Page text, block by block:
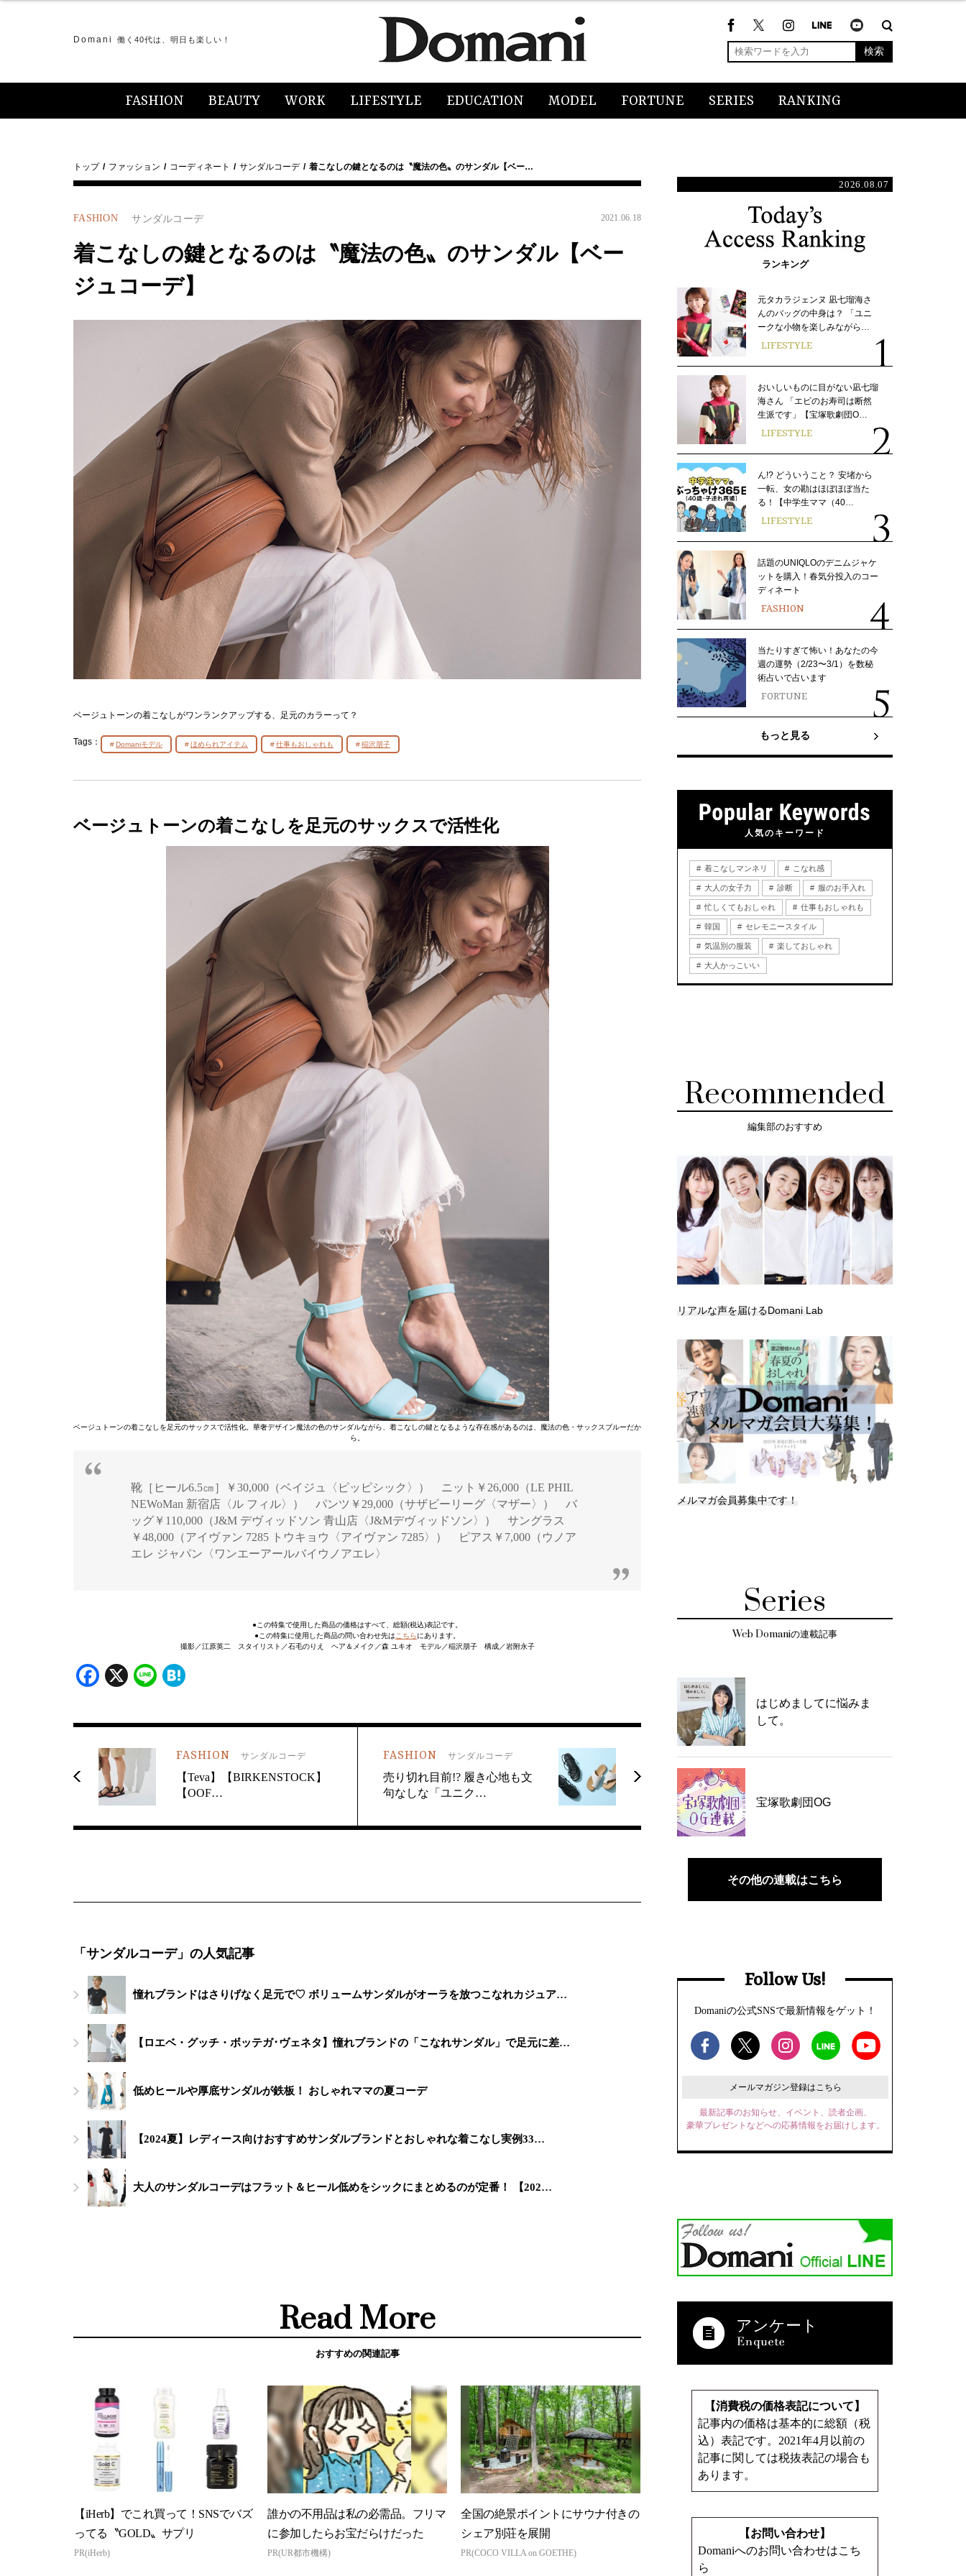
Domani 働く40代は、明日も楽しい！
検索
FASHION BEAUTY WORK LIFESTYLE EDUCATION MODEL FORTUNE SERIES RANKING
トップ ファッション コーディネート サンダルコーデ 着こなしの鍵となるのは〝魔法の色〟のサンダル【ベー…
FASHION サンダルコーデ 2021.06.18
着こなしの鍵となるのは〝魔法の色〟のサンダル【ベー
ジュコーデ】
ベージュトーンの着こなしがワンランクアップする、足元のカラーって？
Tags： Domaniモデル ほめられアイテム 仕事もおしゃれも 稲沢朋子
ベージュトーンの着こなしを足元のサックスで活性化
ベージュトーンの着こなしを足元のサックスで活性化。華奢デザイン魔法の色のサンダルながら、着こなしの鍵となるような存在感があるのは、魔法の色・サックスブルーだか
ら。
靴［ヒール6.5㎝］￥30,000（ベイジュ〈ピッピシック〉） ニット￥26,000（LE PHIL
NEWoMan 新宿店〈ル フィル〉） パンツ￥29,000（サザビーリーグ〈マザー〉） バ
ッグ￥110,000（J&M デヴィッドソン 青山店〈J&Mデヴィッドソン〉） サングラス
￥48,000（アイヴァン 7285 トウキョウ〈アイヴァン 7285〉） ピアス￥7,000（ウノア
エレ ジャパン〈ワンエーアールバイウノアエレ〉
●この特集で使用した商品の価格はすべて、総額(税込)表記です。
●この特集に使用した商品の問い合わせ先は こちらにあります。
撮影／江原英二 スタイリスト／石毛のりえ ヘア＆メイク／森 ユキオ モデル／稲沢朋子 構成／岩附永子
Facebook
X Line
FASHION サンダルコーデ
【Teva】【BIRKENSTOCK】
【OOF…
FASHION サンダルコーデ
売り切れ目前!? 履き心地も文
句なしな「ユニク…
「サンダルコーデ」の人気記事
憧れブランドはさりげなく足元で♡ ボリュームサンダルがオーラを放つこなれカジュア…
【ロエベ・グッチ・ボッテガ･ヴェネタ】憧れブランドの「こなれサンダル」で足元に差…
低めヒールや厚底サンダルが鉄板！ おしゃれママの夏コーデ
【2024夏】レディース向けおすすめサンダルブランドとおしゃれな着こなし実例33…
大人のサンダルコーデはフラット＆ヒール低めをシックにまとめるのが定番！ 【202…
Read More
おすすめの関連記事
【iHerb】でこれ買って！SNSでバズ
ってる〝GOLD〟サプリ
PR(iHerb)
誰かの不用品は私の必需品。フリマ
に参加したらお宝だらけだった
PR(UR都市機構)
全国の絶景ポイントにサウナ付きの
シェア別荘を展開
PR(COCO VILLA on GOETHE)
2026.08.07
ランキング
元タカラジェンヌ 凪七瑠海さ
んのバッグの中身は？ 「ユニ
ークな小物を楽しみながら…
LIFESTYLE
おいしいものに目がない凪七瑠
海さん 「エビのお寿司は断然
生派です」【宝塚歌劇団O…
LIFESTYLE
ん!? どういうこと？ 安堵から
一転、女の勘はほぼほぼ当た
る！【中学生ママ（40…
LIFESTYLE
話題のUNIQLOのデニムジャケ
ットを購入！春気分投入のコー
ディネート
FASHION
当たりすぎて怖い！あなたの今
週の運勢（2/23〜3/1）を数秘
術占いで占います
FORTUNE
もっと見る
人気のキーワード
着こなしマンネリ こなれ感
大人の女子力 診断 服のお手入れ
忙しくてもおしゃれ 仕事もおしゃれも
韓国 セレモニースタイル
気温別の服装 楽しておしゃれ
大人かっこいい
Recommended
編集部のおすすめ
リアルな声を届けるDomani Lab
メルマガ会員募集中です！
Series
Web Domaniの連載記事
はじめましてに悩みま
して。
宝塚歌劇団OG
その他の連載はこちら
Follow Us!
Domaniの公式SNSで最新情報をゲット！
メールマガジン登録はこちら
最新記事のお知らせ、イベント、読者企画、
豪華プレゼントなどへの応募情報をお届けします。
アンケート
【消費税の価格表記について】
記事内の価格は基本的に総額（税
込）表記です。2021年4月以前の
記事に関しては税抜表記の場合も
あります。
【お問い合わせ】
Domaniへのお問い合わせはこち
ら